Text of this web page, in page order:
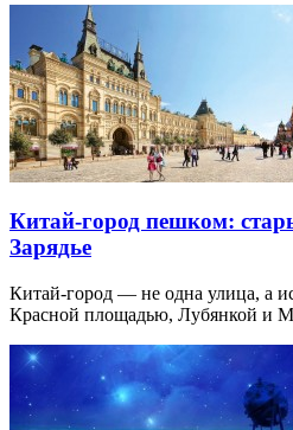
Китай-город пешком:
Зарядье
Китай-город — не одна улица, а
Красной площадью, Лубянкой и